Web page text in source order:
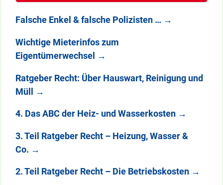
Falsche Enkel & falsche Polizisten … →
Wichtige Mieterinfos zum
Eigentümerwechsel →
Ratgeber Recht: Über Hauswart, Reinigung und
Müll →
4. Das ABC der Heiz- und Wasserkosten →
3. Teil Ratgeber Recht – Heizung, Wasser &
Co. →
2. Teil Ratgeber Recht – Die Betriebskosten →